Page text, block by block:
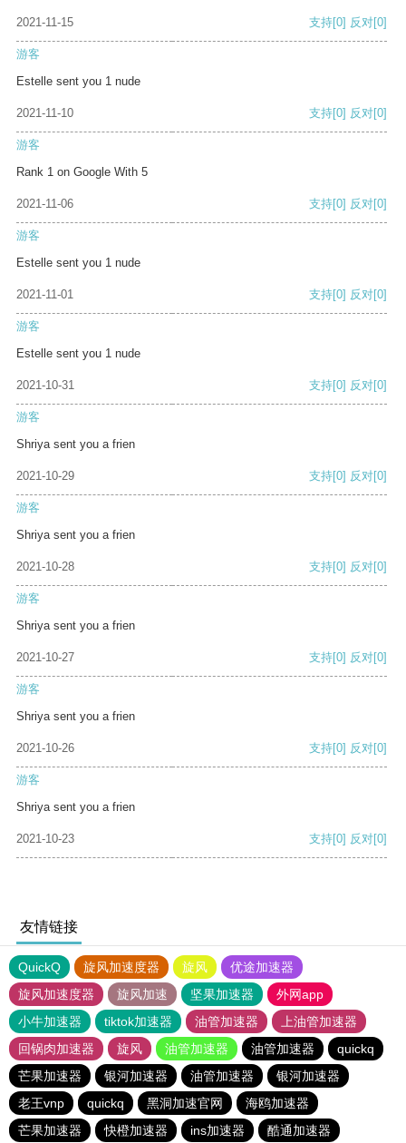
2021-11-15 支持[0] 反对[0]
游客
Estelle sent you 1 nude
2021-11-10 支持[0] 反对[0]
游客
Rank 1 on Google With 5
2021-11-06 支持[0] 反对[0]
游客
Estelle sent you 1 nude
2021-11-01 支持[0] 反对[0]
游客
Estelle sent you 1 nude
2021-10-31 支持[0] 反对[0]
游客
Shriya sent you a frien
2021-10-29 支持[0] 反对[0]
游客
Shriya sent you a frien
2021-10-28 支持[0] 反对[0]
游客
Shriya sent you a frien
2021-10-27 支持[0] 反对[0]
游客
Shriya sent you a frien
2021-10-26 支持[0] 反对[0]
游客
Shriya sent you a frien
2021-10-23 支持[0] 反对[0]
友情链接
QuickQ 旋风加速度器 旋风
优途加速器
旋风加速度器
旋风加速 坚果加速器
外网app
小牛加速器
tiktok加速器 油管加速器
上油管加速器
回锅肉加速器
旋风 油管加速器 油管加速器
quickq
芒果加速器
银河加速器 油管加速器
银河加速器
老王vnp
quickq 黑洞加速官网
海鸥加速器
芒果加速器
快橙加速器 ins加速器 酷通加速器